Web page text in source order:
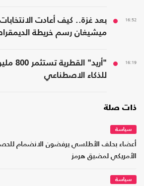
16:52
بعد غزة.. كيف أعادت
ميشيغان رسم خريطة
16:19
"أريد"
للذكاء الاصطناعي
ذات صلة
سياسة
أعضاء بحلف الأطلسي يرفضون الانضمام
الأمريكي لمضيق هرمز
سياسة